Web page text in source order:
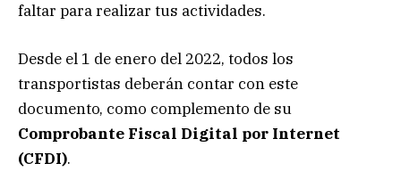
faltar para realizar tus actividades.
Desde el 1 de enero del 2022, todos los
transportistas deberán contar con este
documento, como complemento de su
Comprobante Fiscal Digital por Internet
(CFDI).